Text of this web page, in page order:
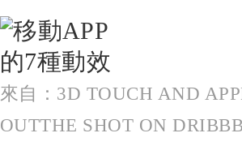
來自：3D TOUCH AND
OUTTHE SHOT ON